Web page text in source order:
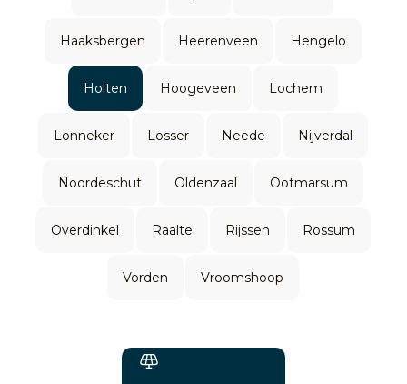
Haaksbergen Heerenveen Hengelo
Holten Hoogeveen Lochem
Lonneker Losser Neede Nijverdal
Noordeschut Oldenzaal Ootmarsum
Overdinkel Raalte Rijssen Rossum
Vorden Vroomshoop